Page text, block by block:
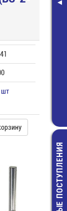
НОВЫЕ ПОСТУПЛЕНИЯ
шт